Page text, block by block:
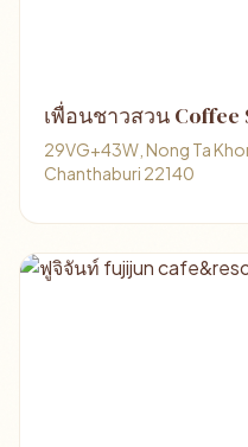
เพื่อนชาวสวน Coffee
29VG+43W, Nong Ta
Chanthaburi 22140